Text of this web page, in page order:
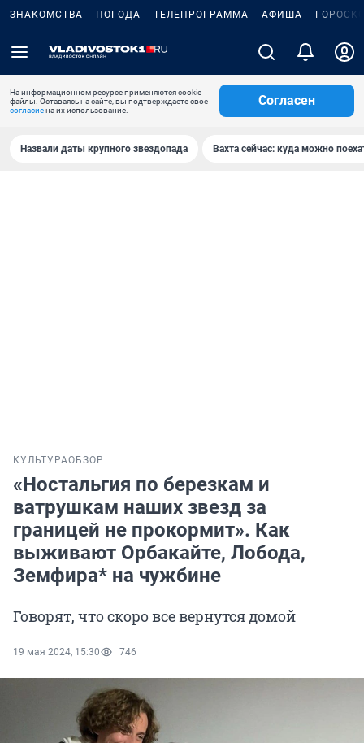
ЗНАКОМСТВА ПОГОДА ТЕЛЕПРОГРАММА АФИША
На информационном ресурсе применяются cookie-
файлы. Оставаясь на сайте, вы подтверждаете свое
согласиена их использование.
Согласен
Назвали даты крупного звездопада Вахта сейчас: куда можно
КУЛЬТУРАОБЗОР
«Ностальгия по березкам и
ватрушкам наших звезд за
границей не прокормит». Как
выживают Орбакайте, Лобода,
Земфира* на чужбине
Говорят, что скоро все вернутся домой
19 мая 2024, 15:30 746